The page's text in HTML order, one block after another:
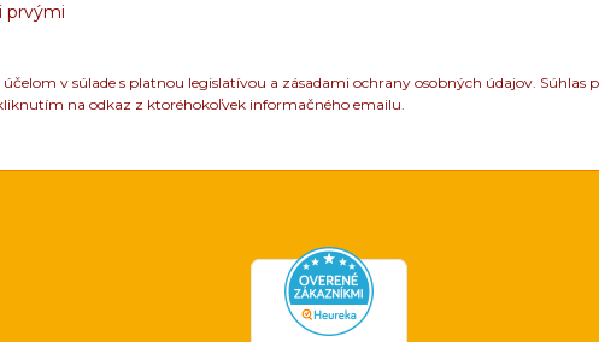
prvými
v súlade s platnou legislatívou a zásadami ochrany osobných údajov.
na odkaz z ktoréhokoľvek informačného emailu.